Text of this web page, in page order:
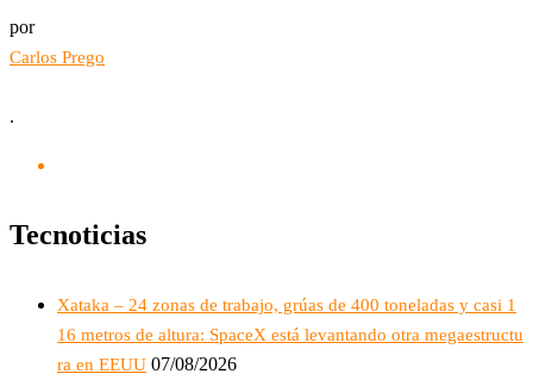
por
Carlos Prego
.
Tecnoticias
Xataka – 24 zonas de trabajo, grúas de 400 toneladas y casi 1
16 metros de altura: SpaceX está levantando otra megaestructu
ra en EEUU 07/08/2026